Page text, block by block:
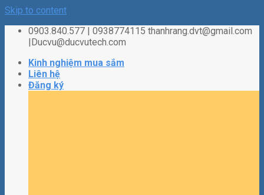
Skip to content
0903.840.577 | 0938774115 thanhrang.dvt@gmail.com
|Ducvu@ducvutech.com
Kinh nghiệm mua sắm
Liên hệ
Đăng ký